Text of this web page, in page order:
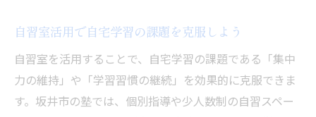
自習室活用で自宅学習の課題を克服しよう
自習室を活用することで、自宅学習の課題である「集中
力の維持」や「学習習慣の継続」を効果的に克服できま
す。坂井市の塾では、個別指導や少人数制の自習スペー